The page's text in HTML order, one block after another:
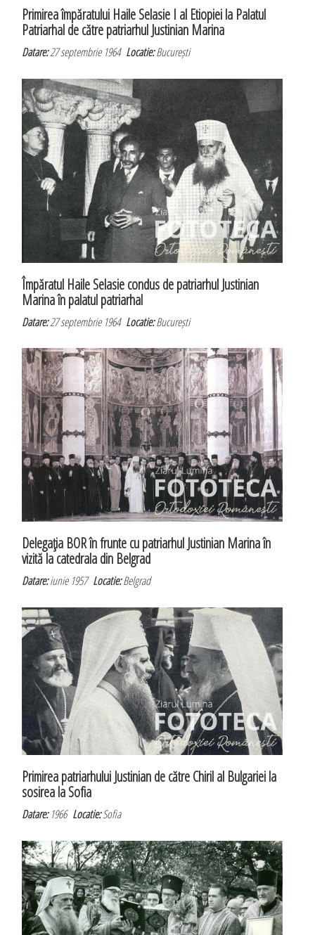
Primirea împăratului Haile Selasie I al Etiopiei la Palatul
Patriarhal de către patriarhul Justinian Marina
Datare:27 septembrie 1964Locatie:București
Împăratul Haile Selasie condus de patriarhul Justinian
Marina în palatul patriarhal
Datare:27 septembrie 1964Locatie:București
Delegaţia BOR în frunte cu patriarhul Justinian Marina în
vizită la catedrala din Belgrad
Datare:iunie 1957Locatie:Belgrad
Primirea patriarhului Justinian de către Chiril al Bulgariei la
sosirea la Sofia
Datare:1966Locatie:Sofia